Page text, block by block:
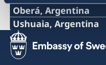
Por el momento no
consular en el
Contacte a la
Oberá, Argentina
Teléfono:
+54 9 11 51148132
Ushuaia, Argentina
Teléfono:
+54 2901 423240